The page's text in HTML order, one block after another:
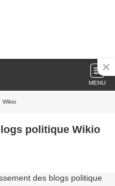
MENU
politique Wikio